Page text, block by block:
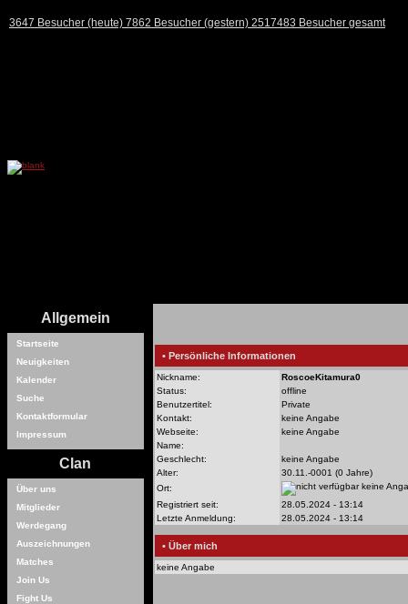
3647 Besucher (heute) 7862 Besucher (gestern) 2517483 Besucher gesamt
Allgemein
Startseite
Neuigkeiten
Kalender
Suche
Kontaktformular
Impressum
Clan
Über uns
Mitglieder
Werdegang
Auszeichnungen
Matches
Join Us
Fight Us
• Persönliche Informationen
Nickname:
RoscoeKitamura0
Status:
offline
Benutzertitel:
Private
Kontakt:
keine Angabe
Webseite:
keine Angabe
Name:
Geschlecht:
keine Angabe
Alter:
30.11.-0001 (0 Jahre)
Ort:
keine
Registriert seit:
28.05.2024 - 13:14
Letzte Anmeldung:
28.05.2024 - 13:14
• Über mich
keine Angabe